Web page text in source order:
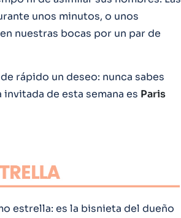
unos minutos, o unos
nuestras bocas por un par de
rápido un deseo: nunca sabes
de esta semana es Paris
estrella: es la bisnieta del dueño